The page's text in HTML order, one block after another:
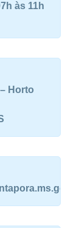
às 11h
Horto